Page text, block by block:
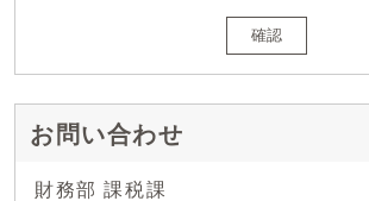
確認
お問い合わせ
財務部 課税課